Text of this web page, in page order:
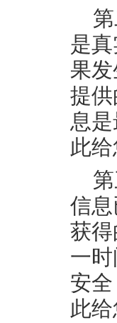
是
果
提
息
此
信
获
一
安
此